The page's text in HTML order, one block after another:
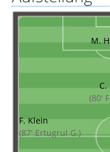
M.
C.
(80'
F. Klein
(87' Ertugrul G.)